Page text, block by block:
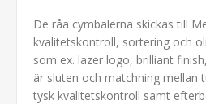
De råa cymbalerna skickas till
kvalitetskontroll, sortering och
som ex. lazer logo, brilliant
är sluten och matchning mellan
tysk kvalitetskontroll samt